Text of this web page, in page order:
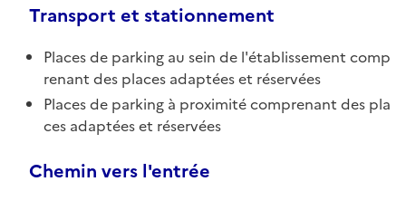
Transport et stationnement
Places de parking au sein de l'établissement comp
renant des places adaptées et réservées
Places de parking à proximité comprenant des pla
ces adaptées et réservées
Chemin vers l'entrée